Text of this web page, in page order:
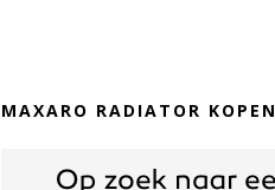
MAXARO RADIATOR KOPEN